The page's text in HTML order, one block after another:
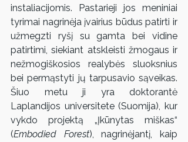
instaliacijomis. Pastarieji jos meniniai
tyrimai nagrinėja įvairius būdus patirti ir
užmegzti ryšį su gamta bei vidine
patirtimi, siekiant atskleisti žmogaus ir
nežmogiškosios realybės sluoksnius
bei permąstyti jų tarpusavio sąveikas.
Šiuo metu ji yra doktorantė
Laplandijos universitete (Suomija), kur
vykdo projektą „Įkūnytas miškas“
(Embodied Forest), nagrinėjantį, kaip